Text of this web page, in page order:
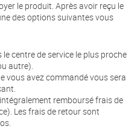
le produit. Après avoir reçu le
des options suivantes vous
le centre de service le plus proche
autre).
vous avez commandé vous sera
remboursé frais de
Les frais de retour sont